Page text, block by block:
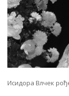
Исидора Влчек